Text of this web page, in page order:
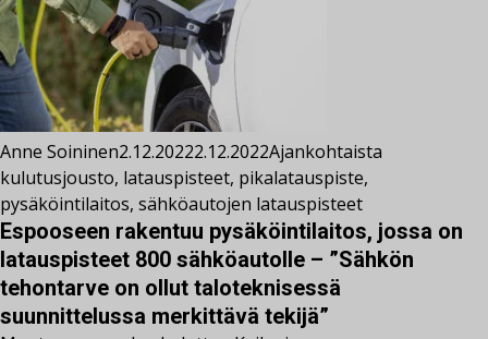
Anne Soininen2.12.20222.12.2022Ajankohtaista
kulutusjousto, latauspisteet, pikalatauspiste,
pysäköintilaitos, sähköautojen latauspisteet
Espooseen rakentuu pysäköintilaitos, jossa on
latauspisteet 800 sähköautolle – ”Sähkön
tehontarve on ollut taloteknisessä
suunnittelussa merkittävä tekijä”